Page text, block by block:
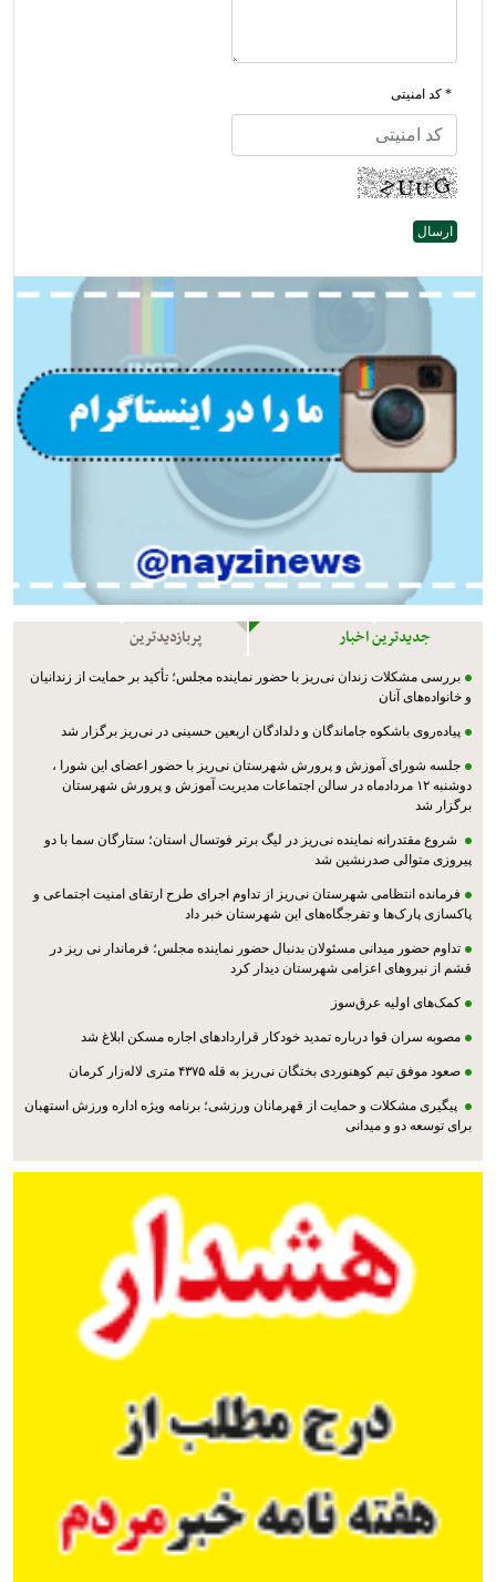
* کد امنیتی
جدیدترین اخبار پربازدیدترین
بررسی مشکلات زندان نی‌ریز با حضور نماینده مجلس؛ تأکید بر حمایت از زندانیان
و خانواده‌های آنان
پیاده‌روی باشکوه جاماندگان و دلدادگان اربعین حسینی در نی‌ریز برگزار شد
جلسه شورای آموزش و پرورش شهرستان نی‌ریز با حضور اعضای این شورا ،
دوشنبه ۱۲ مردادماه در سالن اجتماعات مدیریت آموزش و پرورش شهرستان
برگزار شد
شروع مقتدرانه نماینده نی‌ریز در لیگ برتر فوتسال استان؛ ستارگان سما با دو
پیروزی متوالی صدرنشین شد
فرمانده انتظامی شهرستان نی‌ریز از تداوم اجرای طرح ارتقای امنیت اجتماعی و
پاکسازی پارک‌ها و تفرجگاه‌های این شهرستان خبر داد
تداوم حضور میدانی مسئولان بدنبال حضور نماینده مجلس؛ فرماندار نی ریز در
قشم از نیروهای اعزامی شهرستان دیدار کرد
کمک‌های اولیه عرق‌سوز
مصوبه سران قوا درباره تمدید خودکار قراردادهای اجاره مسکن ابلاغ شد
صعود موفق تیم کوهنوردی بختگان نی‌ریز به قله ۴۳۷۵ متری لاله‌زار کرمان
پیگیری مشکلات و حمایت از قهرمانان ورزشی؛ برنامه ویژه اداره ورزش استهبان
برای توسعه دو و میدانی